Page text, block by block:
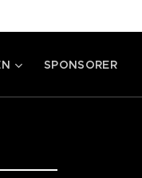
SPONSORER